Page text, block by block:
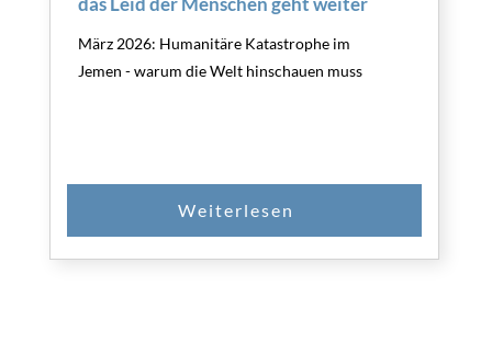
März 2026: Humanitäre Katastrophe im
Jemen - warum die Welt hinschauen muss